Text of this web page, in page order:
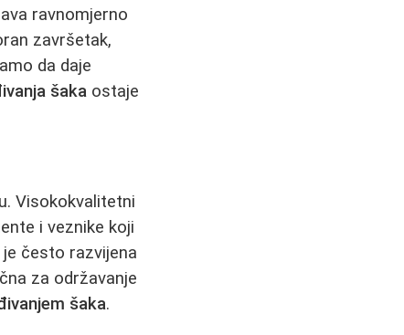
ravnomjerno
završetak,
da daje
šaka ostaje
Visokokvalitetni
i veznike koji
često razvijena
za održavanje
šaka.